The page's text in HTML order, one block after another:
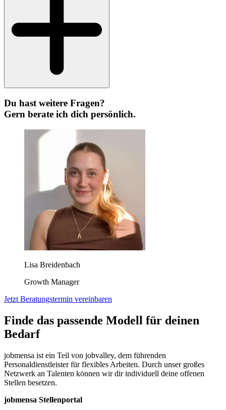
Du hast weitere Fragen?
Gern berate ich dich persönlich.
Lisa Breidenbach
Growth Manager
Jetzt Beratungstermin vereinbaren
Finde das passende Modell für deinen
Bedarf
jobmensa ist ein Teil von jobvalley, dem führenden
Personaldienstleister für flexibles Arbeiten. Durch unser großes
Netzwerk an Talenten können wir dir individuell deine offenen
Stellen besetzen.
jobmensa Stellenportal